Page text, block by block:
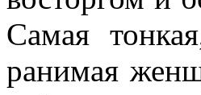
Самая
ранимая